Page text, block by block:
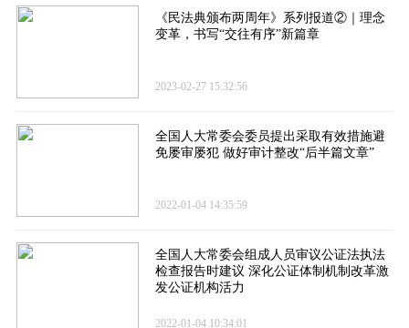
《民法典颁布两周年》系列报道②｜理念
变革，书写“交往有序”新篇章
2023-02-27 15:32:56
全国人大常委会委员提出采取有效措施避
免屡审屡犯 做好审计整改“后半篇文章”
2022-01-04 14:35:59
全国人大常委会组成人员审议公证法执法
检查报告时建议 深化公证体制机制改革激
发公证机构活力
2022-01-04 10:34:01